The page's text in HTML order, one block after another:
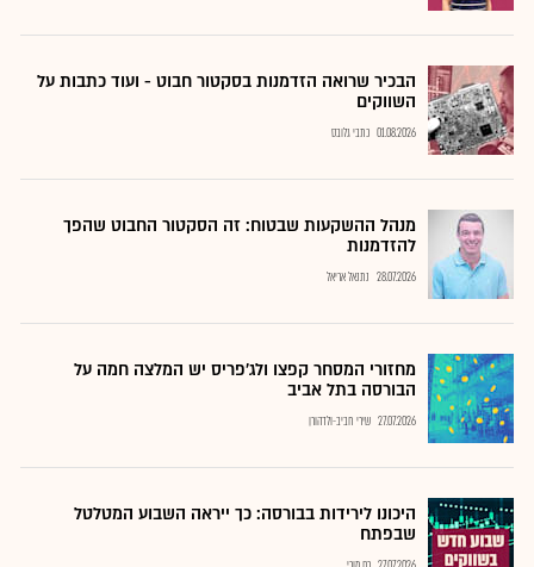
הבכיר שרואה הזדמנות בסקטור חבוט - ועוד כתבות על
השווקים
01.08.2026 כתבי גלובס
מנהל ההשקעות שבטוח: זה הסקטור החבוט שהפך
להזדמנות
28.07.2026 נתנאל אריאל
מחזורי המסחר קפצו ולג'פריס יש המלצה חמה על
הבורסה בתל אביב
27.07.2026 שירי חביב-ולדהורן
היכונו לירידות בבורסה: כך ייראה השבוע המטלטל
שבפתח